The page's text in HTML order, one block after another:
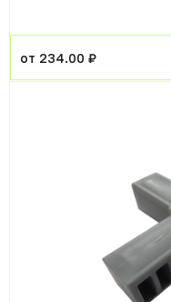
от 234.00 ₽